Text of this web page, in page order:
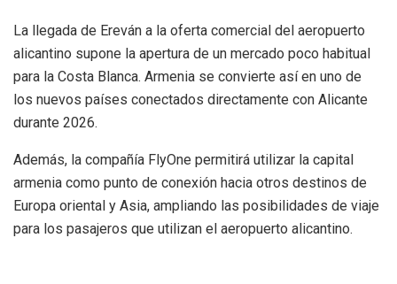
La llegada de Ereván a la oferta comercial del aeropuerto
alicantino supone la apertura de un mercado poco habitual
para la Costa Blanca. Armenia se convierte así en uno de
los nuevos países conectados directamente con Alicante
durante 2026.
Además, la compañía FlyOne permitirá utilizar la capital
armenia como punto de conexión hacia otros destinos de
Europa oriental y Asia, ampliando las posibilidades de viaje
para los pasajeros que utilizan el aeropuerto alicantino.